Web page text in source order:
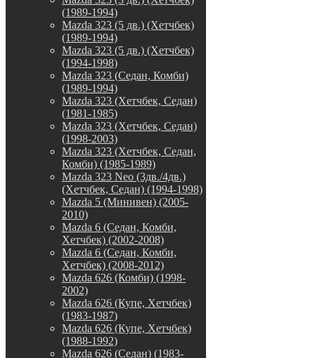
(1989-1994)
Mazda 323 (5 дв.) (Хетчбек)
(1989-1994)
Mazda 323 (5 дв.) (Хетчбек)
(1994-1998)
Mazda 323 (Седан, Комби)
(1989-1994)
Mazda 323 (Хетчбек, Седан)
(1981-1985)
Mazda 323 (Хетчбек, Седан)
(1998-2003)
Mazda 323 (Хетчбек, Седан,
Комби) (1985-1989)
Mazda 323 Neo (3дв./4дв.)
(Хетчбек, Седан) (1994-1998)
Mazda 5 (Минивен) (2005-
2010)
Mazda 6 (Седан, Комби,
Хетчбек) (2002-2008)
Mazda 6 (Седан, Комби,
Хетчбек) (2008-2012)
Mazda 626 (Комби) (1998-
2002)
Mazda 626 (Купе, Хетчбек)
(1983-1987)
Mazda 626 (Купе, Хетчбек)
(1988-1992)
Mazda 626 (Седан) (1983-